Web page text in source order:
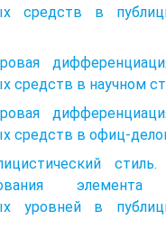
средств в
средств в научном
средств в офиц-
элемента
уровней в